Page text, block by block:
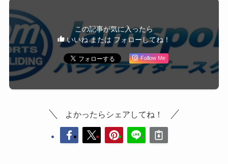
この記事が気に入ったら
いいね または フォローしてね！
Follow Me
よかったらシェアしてね！